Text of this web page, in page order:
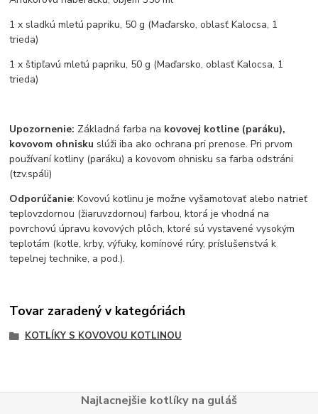
1 x sladkú mletú papriku, 50 g (Maďarsko, oblasť Kalocsa, 1
trieda)
1 x štipľavú mletú papriku, 50 g (Maďarsko, oblasť Kalocsa, 1
trieda)
Upozornenie: Základná farba na kovovej kotline (paráku),
kovovom ohnisku slúži iba ako ochrana pri prenose. Pri prvom
používaní kotliny (paráku) a kovovom ohnisku sa farba odstráni
(tzv.spáli)
Odporúčanie: Kovovú kotlinu je možne vyšamotovať alebo natrieť
teplovzdornou (žiaruvzdornou) farbou, ktorá je vhodná na
povrchovú úpravu kovových plôch, ktoré sú vystavené vysokým
teplotám (kotle, krby, výfuky, komínové rúry, príslušenstvá k
tepelnej technike, a pod.).
Tovar zaradený v kategóriách
KOTLÍKY S KOVOVOU KOTLINOU
Najlacnejšie kotlíky na guláš